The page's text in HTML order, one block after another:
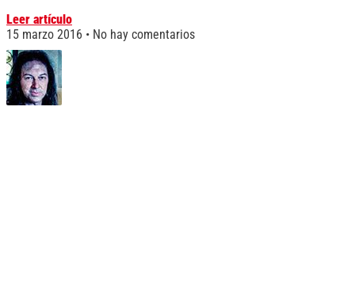
Leer artículo
15 marzo 2016
No hay comentarios